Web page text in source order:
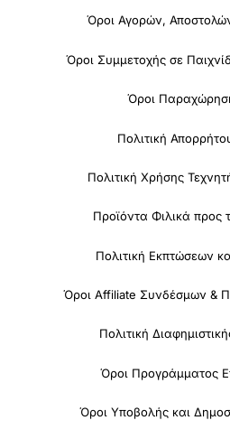
Όροι Αγορών,
Όροι Συμμετοχής σε
Όροι
Πολιτική
Πολιτική Χρήσης
Προϊόντα Φιλικά προς
Πολιτική Εκπτώσεων
Όροι Affiliate Συνδέσμων &
Πολιτική
Όροι Προγράμματος
Όροι Υποβολής και